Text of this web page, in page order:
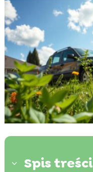
3 Spis treści